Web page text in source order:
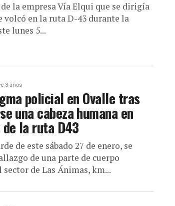
la empresa Vía Elqui que se dirigía
volcó en la ruta D-43 durante la
lunes 5...
3 años
policial en Ovalle tras
una cabeza humana en
la ruta D43
de este sábado 27 de enero, se
de una parte de cuerpo
sector de Las Ánimas, km...